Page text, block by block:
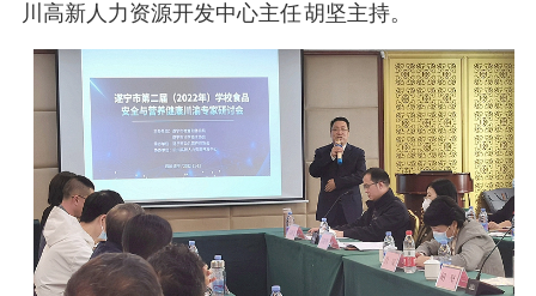
川高新人力资源开发中心主任胡坚主持。